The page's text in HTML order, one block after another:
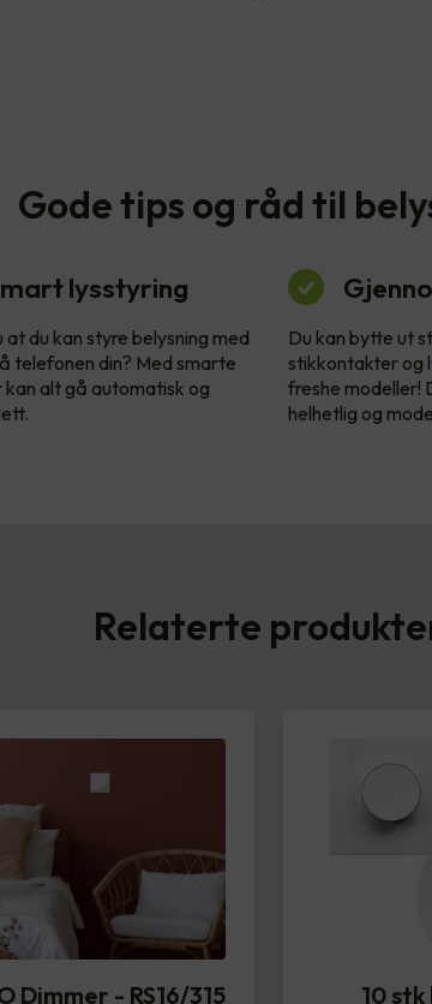
Gode tips og råd til
lysstyring
at du kan styre belysning med
telefonen din? Med smarte
kan alt gå automatisk og
Du kan bytte ut
stikkontakter og
freshe modeller!
helhetlig og
Relaterte
Dimmer - RS16/315 10 stk